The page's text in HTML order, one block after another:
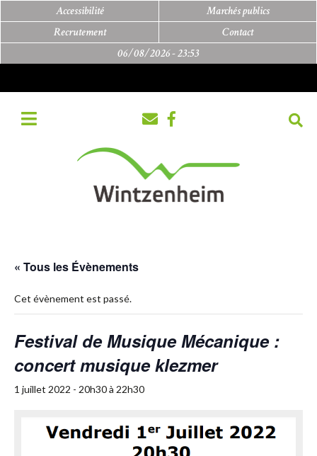
Accessibilité
Marchés publics
Recrutement
Contact
06/08/2026 -23:53
« Tous les Évènements
Cet évènement est passé.
Festival de Musique Mécanique :
concert musique klezmer
1 juillet 2022 - 20h30à 22h30